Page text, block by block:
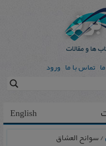
تماس با ما ورود
English
/ سوانح العشاق